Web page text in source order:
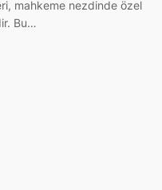
mahkeme nezdinde özel
Bu…